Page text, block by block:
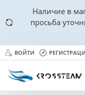
Наличие в
просьба
ВОЙТИ